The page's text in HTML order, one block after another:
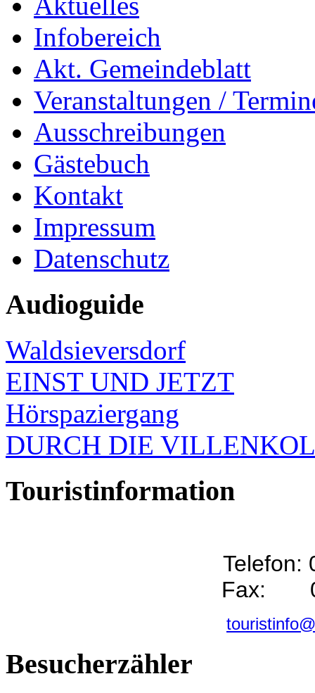
Infobereich
Akt. Gemeindeblatt
Veranstaltungen /
Ausschreibungen
Gästebuch
Kontakt
Impressum
Datenschutz
Audioguide
Waldsieversdorf
EINST UND JETZT
Hörspaziergang
DURCH DIE
Touristinformation
Telefon:
Fax:
Besucherzähler